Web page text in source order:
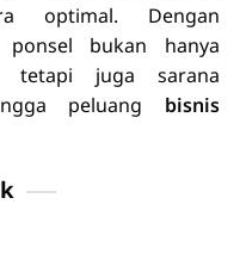
optimal. Dengan
bukan hanya
tetapi juga sarana
peluang bisnis